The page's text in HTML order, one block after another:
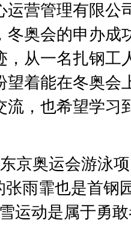
运营管理有限公
冬奥会的申办成
，从一名扎钢工
望着能在冬奥会
流，也希望学习
奥运会游泳项
张雨霏也是首钢
运动是属于勇